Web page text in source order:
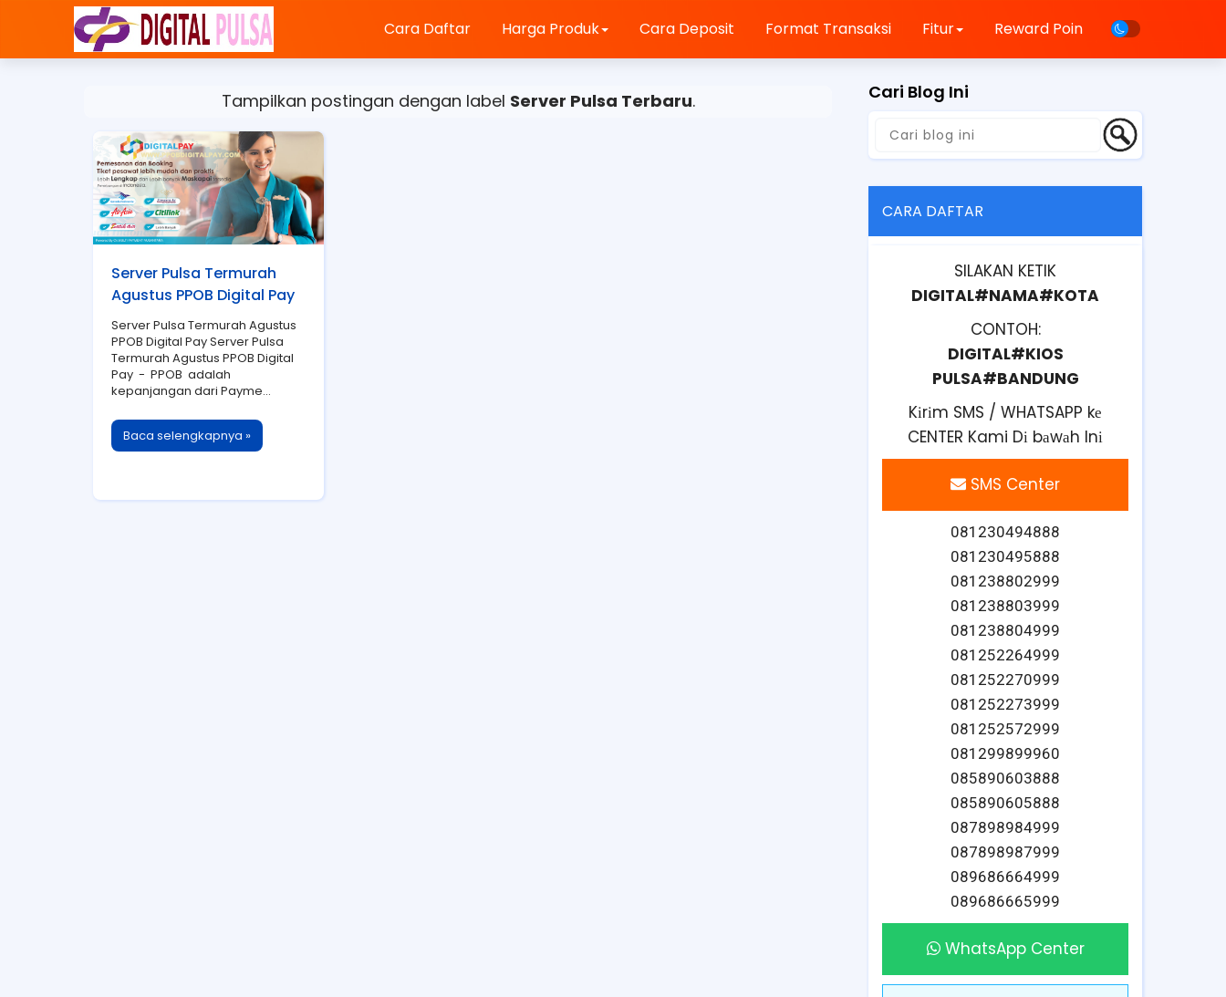
Cara Daftar Harga Produk Cara Deposit Format Transaksi Fitur Reward Poin
Tampilkan postingan dengan label Server Pulsa Terbaru.
Server Pulsa Termurah
Agustus PPOB Digital Pay
Server Pulsa Termurah Agustus
PPOB Digital Pay Server Pulsa
Termurah Agustus PPOB Digital
Pay - PPOB adalah
kepanjangan dari Payme...
Baca selengkapnya »
Cari Blog Ini
CARA DAFTAR
SILAKAN KETIK
DIGITAL#NAMA#KOTA
CONTOH:
DIGITAL#KIOS
PULSA#BANDUNG
Kіrіm SMS / WHATSAPP kе
CENTER Kami Dі bаwаh Inі
SMS Center
081230494888
081230495888
081238802999
081238803999
081238804999
081252264999
081252270999
081252273999
081252572999
081299899960
085890603888
085890605888
087898984999
087898987999
089686664999
089686665999
WhatsApp Center